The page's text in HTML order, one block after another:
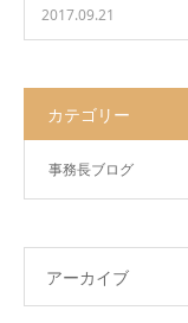
2017.09.21
カテゴリー
事務長ブログ
アーカイブ